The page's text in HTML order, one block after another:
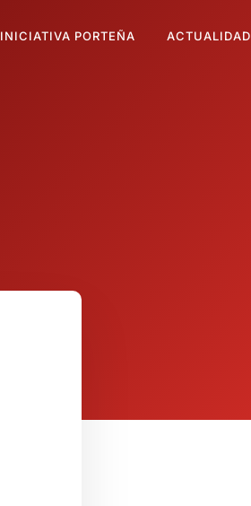
INICIATIVA PORTEÑA ACTUALIDAD